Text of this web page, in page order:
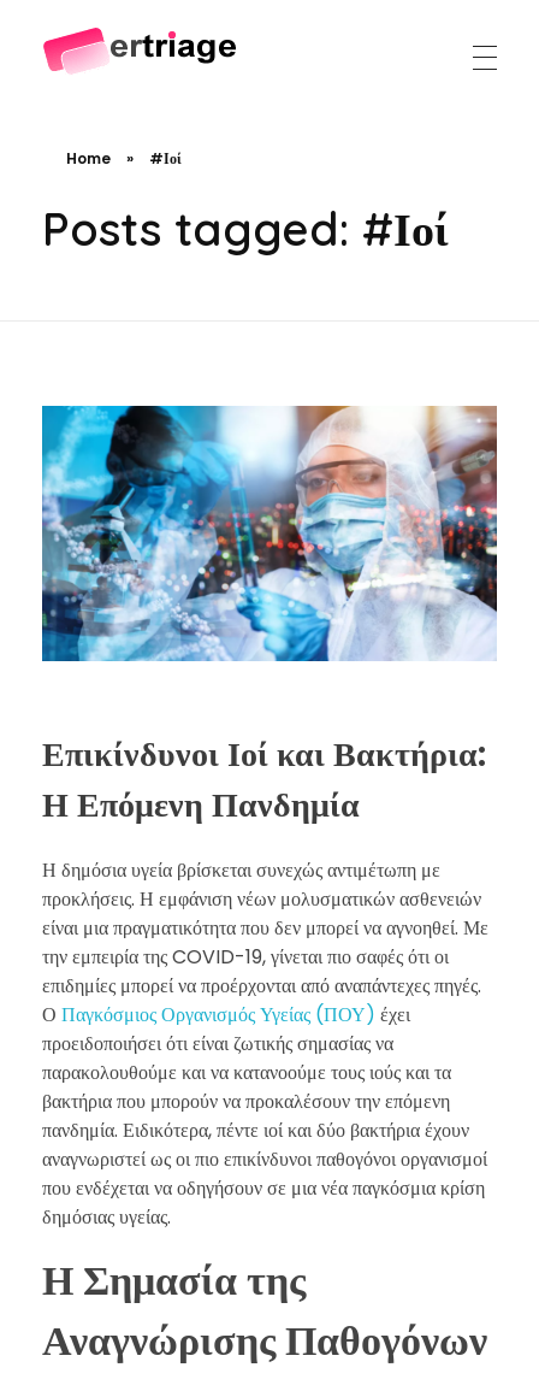
Home » #Ιοί
Posts tagged: #Ιοί
Επικίνδυνοι Ιοί και Βακτήρια:
Η Επόμενη Πανδημία
Η δημόσια υγεία βρίσκεται συνεχώς αντιμέτωπη με
προκλήσεις. Η εμφάνιση νέων μολυσματικών ασθενειών
είναι μια πραγματικότητα που δεν μπορεί να αγνοηθεί. Με
την εμπειρία της COVID-19, γίνεται πιο σαφές ότι οι
επιδημίες μπορεί να προέρχονται από αναπάντεχες πηγές.
Ο Παγκόσμιος Οργανισμός Υγείας (ΠΟΥ) έχει
προειδοποιήσει ότι είναι ζωτικής σημασίας να
παρακολουθούμε και να κατανοούμε τους ιούς και τα
βακτήρια που μπορούν να προκαλέσουν την επόμενη
πανδημία. Ειδικότερα, πέντε ιοί και δύο βακτήρια έχουν
αναγνωριστεί ως οι πιο επικίνδυνοι παθογόνοι οργανισμοί
που ενδέχεται να οδηγήσουν σε μια νέα παγκόσμια κρίση
δημόσιας υγείας.
Η Σημασία της
Αναγνώρισης Παθογόνων